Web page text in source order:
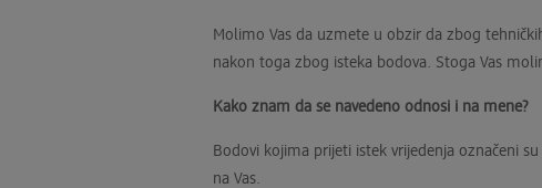
Molimo Vas da uzmete u obzir da zbog
nakon toga zbog isteka bodova. Stoga Vas
Kako znam da se navedeno odnosi i na mene?
Bodovi kojima prijeti istek vrijedenja označeni
na Vas.